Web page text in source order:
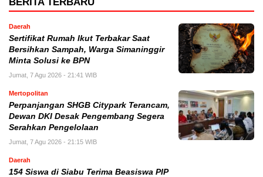
Daerah
Sertifikat Rumah Ikut Terbakar Saat
Bersihkan Sampah, Warga Simaninggir
Minta Solusi ke BPN
Jumat, 7 Agu 2026 - 21:41 WIB
Mertopolitan
Perpanjangan SHGB Citypark Terancam,
Dewan DKI Desak Pengembang Segera
Serahkan Pengelolaan
Jumat, 7 Agu 2026 - 21:15 WIB
Daerah
154 Siswa di Siabu Terima Beasiswa PIP